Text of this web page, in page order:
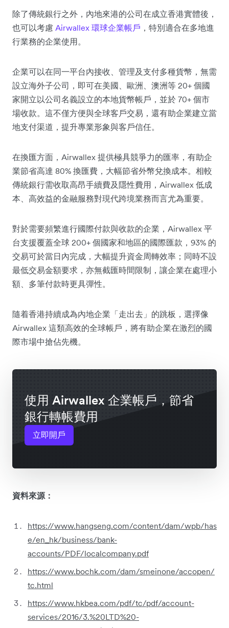
除了傳統銀行之外，內地來港的公司在成立香港實體後，
也可以考慮 Airwallex 環球企業帳戶 ，特別適合在多地進
行業務的企業使用。
企業可以在同一平台內接收、管理及支付多種貨幣，無需
設立海外子公司，即可在美國、歐洲、澳洲等 20+ 個國
家開立以公司名義設立的本地貨幣帳戶，並於 70+ 個市
場收款。這不僅方便與全球客戶交易，還有助企業建立當
地支付渠道，提升專業形象與客戶信任。
在換匯方面，Airwallex 提供極具競爭力的匯率，有助企
業節省高達 80% 換匯費，大幅節省外幣兌換成本。相較
傳統銀行需收取高昂手續費及隱性費用，Airwallex 低成
本、高效益的金融服務對現代跨境業務而言尤為重要。
對於需要頻繁進行國際付款與收款的企業，Airwallex 平
台支援覆蓋全球 200+ 個國家和地區的國際匯款，93% 的
交易可於當日內完成，大幅提升資金周轉效率；同時不設
最低交易金額要求，亦無截匯時間限制，讓企業在處理小
額、多筆付款時更具彈性。
隨着香港持續成為內地企業「走出去」的跳板，選擇像
Airwallex 這類高效的全球帳戶，將有助企業在激烈的國
際市場中搶佔先機。
使用 Airwallex 企業帳戶，節省
銀行轉帳費用
立即開戶
資料來源：
https://www.hangseng.com/content/dam/wpb/has
e/en_hk/business/bank-
accounts/PDF/localcompany.pdf
https://www.bochk.com/dam/smeinone/accopen/
tc.html
https://www.hkbea.com/pdf/tc/pdf/account-
services/2016/3.%20LTD%20-